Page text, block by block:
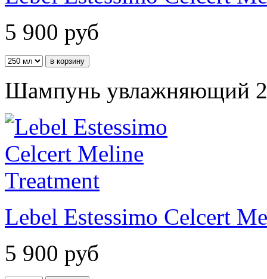
5 900 руб
Шампунь увлажняющий
Lebel Estessimo Celcert
5 900 руб